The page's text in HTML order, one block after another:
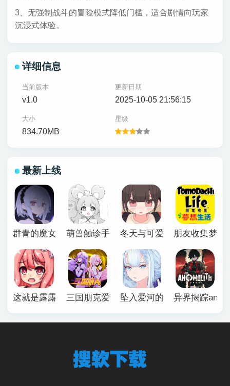
3、无强制战斗的冒险模式降低门槛，适合剧情向玩家
沉浸式体验。
详细信息
当前版本
v1.0
更新日期
2025-10-05 21:56:15
大小
834.70MB
星级
最新上线
群青的魔女下载安卓萌兽触诊手机版冬天与可爱妹妹恶作剧游戏
朋友收集梦想
这就是露露的小镇建设三国朋克爱与破坏之神手机版
坠入爱河的狐狸魅惑万花筒
异界揭踪